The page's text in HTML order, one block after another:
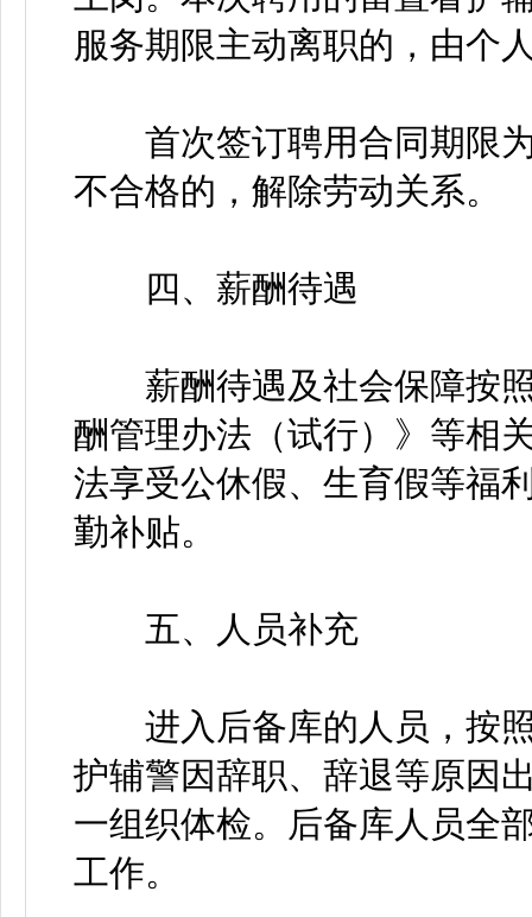
服务期限主动离职的，由个
首次签订聘用合同期限为
不合格的，解除劳动关系。
四、薪酬待遇
薪酬待遇及社会保障按照
酬管理办法（试行）》等相
法享受公休假、生育假等福
勤补贴。
五、人员补充
进入后备库的人员，按照
护辅警因辞职、辞退等原因
一组织体检。后备库人员全
工作。